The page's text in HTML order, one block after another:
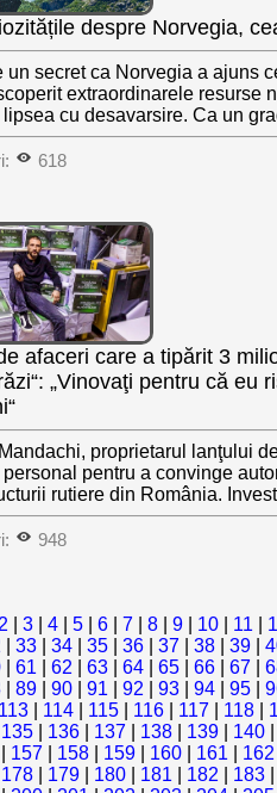
despre Norvegia,
un secret ca Norvegia a ajuns
extraordinarele resurse
lipsea cu desavarsire. Ca un
618
afaceri care a tipărit 3
„Vinovaţi pentru că eu
proprietarul lanţului
pentru a convinge
rutiere din România.
948
2 |3 |4 |5 |6 |7 |8 |9 10 11
|33 |34 |35 |36 |37 |38 |39 |
|61 |62 |63 |64 |65 |66 |67 |
|89 |90 |91 |92 |93 |94 |95 |
113 114 115 116 117 118
135 136 137 138 139 140
157 158 159 160 161 162
178 179 180 181 182 183